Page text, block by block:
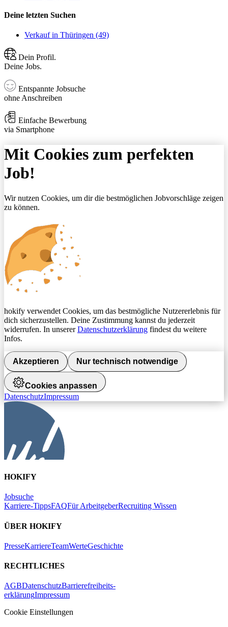
Deine letzten Suchen
Verkauf in Thüringen (49)
Dein Profil.
Deine Jobs.
Entspannte Jobsuche
ohne Anschreiben
Einfache Bewerbung
via Smartphone
Mit Cookies zum perfekten
Job!
Wir nutzen Cookies, um dir die bestmöglichen Jobvorschläge zeigen
zu können.
hokify verwendet Cookies, um das bestmögliche Nutzererlebnis für
dich sicherzustellen. Deine Zustimmung kannst du jederzeit
widerrufen. In unsererDatenschutzerklärung findest du weitere
Infos.
Akzeptieren Nur technisch notwendige
Cookies anpassen
DatenschutzImpressum
HOKIFY
Jobsuche
Karriere-TippsFAQFür ArbeitgeberRecruiting Wissen
ÜBER HOKIFY
PresseKarriereTeamWerteGeschichte
RECHTLICHES
AGBDatenschutzBarrierefreiheits-
erklärungImpressum
Cookie Einstellungen